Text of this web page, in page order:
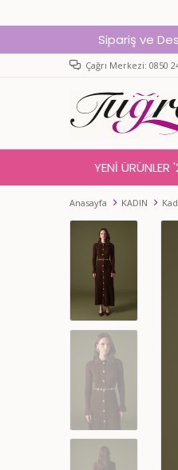
Sipariş ve
Çağrı Merkezi: 0850
YENİ ÜRÜNLER
Anasayfa KADIN